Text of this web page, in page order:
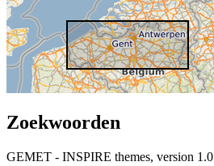
Zoekwoorden
GEMET - INSPIRE themes, version 1.0